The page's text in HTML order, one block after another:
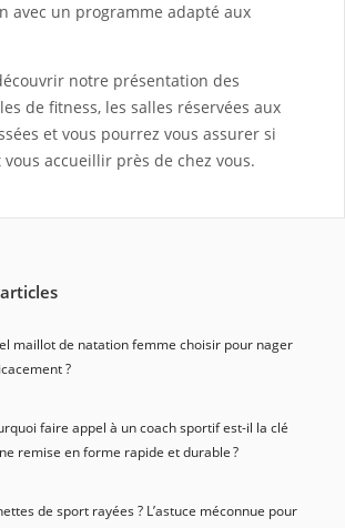
avec un programme adapté aux
notre présentation des
de fitness, les salles réservées aux
et vous pourrez vous assurer si
accueillir près de chez vous.
maillot de natation femme choisir pour nager
?
faire appel à un coach sportif est-il la clé
remise en forme rapide et durable ?
de sport rayées ? L’astuce méconnue pour